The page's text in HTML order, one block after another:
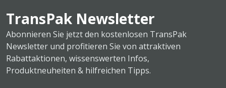
TransPak Newsletter
Abonnieren Sie jetzt den kostenlosen TransPak
Newsletter und profitieren Sie von attraktiven
Rabattaktionen, wissenswerten Infos,
Produktneuheiten & hilfreichen Tipps.